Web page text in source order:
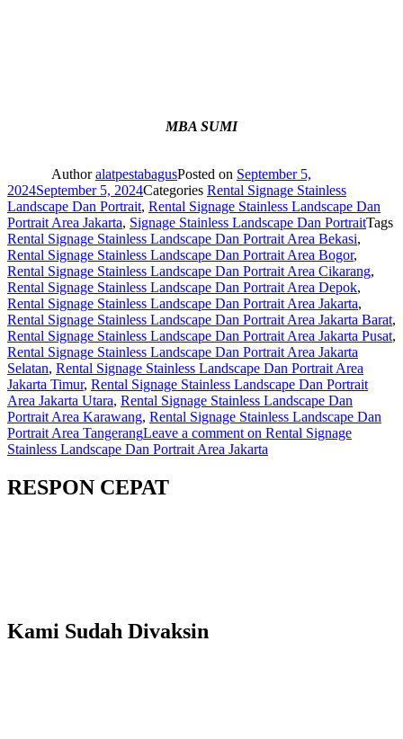
MBA SUMI
AuthoralatpestabagusPosted on September 5,
2024September 5, 2024Categories Rental Signage Stainless
Landscape Dan Portrait, Rental Signage Stainless Landscape Dan
Portrait Area Jakarta, Signage Stainless Landscape Dan PortraitTags
Rental Signage Stainless Landscape Dan Portrait Area Bekasi,
Rental Signage Stainless Landscape Dan Portrait Area Bogor,
Rental Signage Stainless Landscape Dan Portrait Area Cikarang,
Rental Signage Stainless Landscape Dan Portrait Area Depok,
Rental Signage Stainless Landscape Dan Portrait Area Jakarta,
Rental Signage Stainless Landscape Dan Portrait Area Jakarta Barat,
Rental Signage Stainless Landscape Dan Portrait Area Jakarta Pusat,
Rental Signage Stainless Landscape Dan Portrait Area Jakarta
Selatan, Rental Signage Stainless Landscape Dan Portrait Area
Jakarta Timur, Rental Signage Stainless Landscape Dan Portrait
Area Jakarta Utara, Rental Signage Stainless Landscape Dan
Portrait Area Karawang, Rental Signage Stainless Landscape Dan
Portrait Area TangerangLeave a commenton Rental Signage
Stainless Landscape Dan Portrait Area Jakarta
RESPON CEPAT
Kami Sudah Divaksin